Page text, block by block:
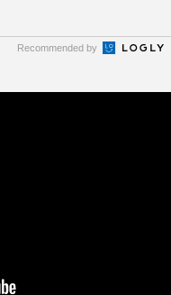
Recommended by